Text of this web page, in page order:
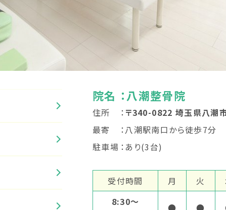
院名 ：八潮整骨院
住所 ： 〒340-0822 埼玉県八潮
最寄
：八潮駅南口から徒歩7分
駐車場 ：あり(3台)
受付時間 月 火
8:30〜